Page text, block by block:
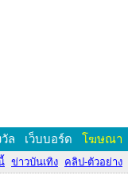
ล เว็บบอร์ด โฆษณา
ข่าวบันเทิง คลิป-ตัวอย่าง